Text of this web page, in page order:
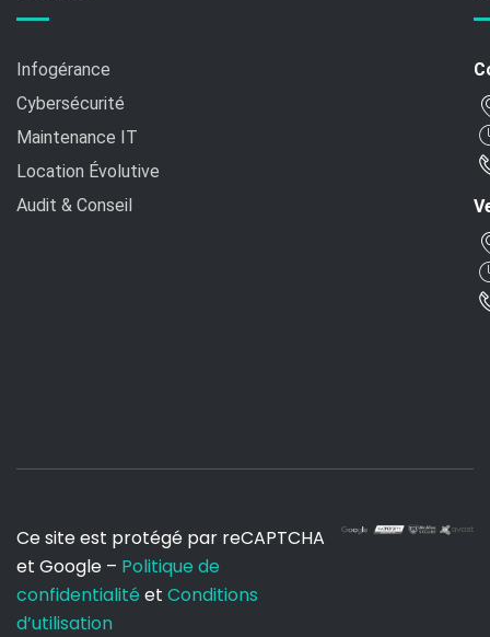
Infogérance
Cybersécurité
Maintenance IT
Location Évolutive
Audit & Conseil
Ce site est protégé par reCAPTCHA
et Google – Politique de
confidentialité et Conditions
d’utilisation